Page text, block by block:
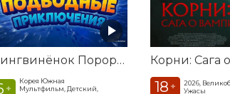
Пингвинёнок Пороро: Подводные приключения
+
Корея Южная
Мультфильм, Детский,
18 +
2026,
Ужасы